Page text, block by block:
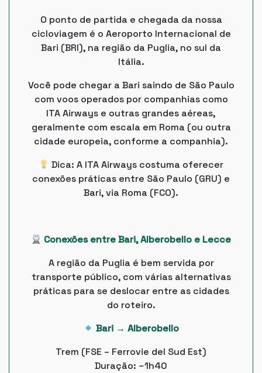
O ponto de partida e chegada da nossa
cicloviagem é o Aeroporto Internacional de
Bari (BRI), na região da Puglia, no sul da
Itália.
Você pode chegar a Bari saindo de São Paulo
com voos operados por companhias como
ITA Airways e outras grandes aéreas,
geralmente com escala em Roma (ou outra
cidade europeia, conforme a companhia).
Dica: A ITA Airways costuma oferecer
conexões práticas entre São Paulo (GRU) e
Bari, via Roma (FCO).
Conexões entre Bari, Alberobello e Lecce
A região da Puglia é bem servida por
transporte público, com várias alternativas
práticas para se deslocar entre as cidades
do roteiro.
Bari → Alberobello
Trem (FSE – Ferrovie del Sud Est)
Duração: ~1h40